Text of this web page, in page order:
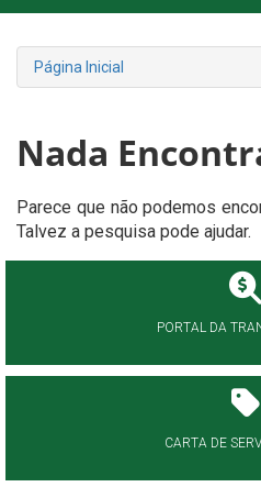
Página Inicial
Nada
Parece que não podemos
Talvez a pesquisa pode ajudar.
PORTAL DA
CARTA DE